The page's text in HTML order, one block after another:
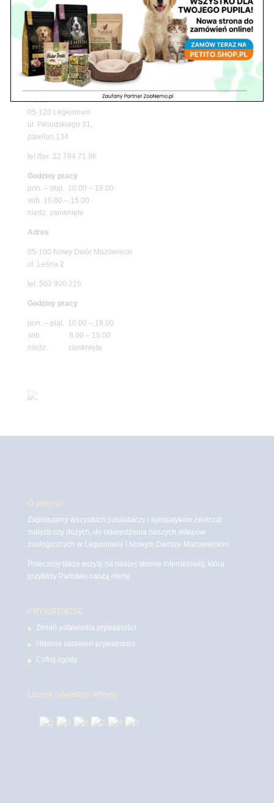
Z Życia Sklepu
Petito Pet Shop – Internetowy Sklep Zoologiczny
Online! Wszystko Dla Twojego Pupila | ZooNemo
Znajdź nas
Adres
05-120 Legionowo
ul. Piłsudskiego 31,
pawilon 134
tel./fax. 22 784 71 96
Godziny pracy
pon. – piąt. 10.00 – 19.00
sob. 10.00 – 15.00
niedz. zamknięte
Adres
05-100 Nowy Dwór Mazowiecki
ul. Leśna 2
tel. 503 900 215
Godziny pracy
pon. – piąt. 10.00 – 19.00
sob. 8.00 – 15.00
niedz. zamknięte
O witrynie
Zapraszamy wszystkich posiadaczy i sympatyków zwierząt
małych czy dużych, do odwiedzenia naszych sklepów
zoologicznych w Legionowie i Nowym Dworze Mazowieckim
Polecamy także wizytę na naszej stronie internetowej, która
przybliży Państwu naszą ofertę.
PRYWATNOŚĆ
Zmień ustawienia prywatności
Historia ustawień prywatności
Cofnij zgody
Licznik odwiedzin witryny